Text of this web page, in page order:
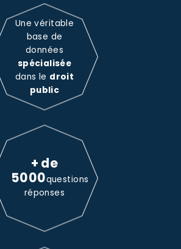
Une véritable
base de
données
spécialisée
dans le droit
public
+ de
5000questions
réponses